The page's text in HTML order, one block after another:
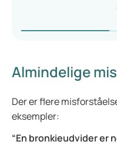
Almindelige
Der er flere
eksempler:
“En bronkieudvider er